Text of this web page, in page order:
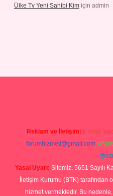
Ülke Tv Yeni Sahibi Kim için admin
Reklam ve İletişim: E-mail:
forumhizmeti@gmail.com
Yasal Uyarı: Sitemiz, 5651 Sayılı
İletişim Kurumu (BTK) tarafından
hizmet vermektedir. Bu